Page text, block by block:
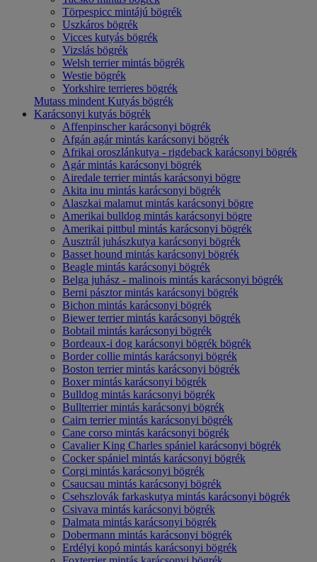
Törpespicc mintájú bögrék
Uszkáros bögrék
Vicces kutyás bögrék
Vizslás bögrék
Welsh terrier mintás bögrék
Westie bögrék
Yorkshire terrieres bögrék
Mutass mindent Kutyás bögrék
Karácsonyi kutyás bögrék
Affenpinscher karácsonyi bögrék
Afgán agár mintás karácsonyi bögrék
Afrikai oroszlánkutya - rigdeback karácsonyi bögrék
Agár mintás karácsonyi bögrék
Airedale terrier mintás karácsonyi bögre
Akita inu mintás karácsonyi bögrék
Alaszkai malamut mintás karácsonyi bögre
Amerikai bulldog mintás karácsonyi bögre
Amerikai pittbul mintás karácsonyi bögrék
Ausztrál juhászkutya karácsonyi bögrék
Basset hound mintás karácsonyi bögrék
Beagle mintás karácsonyi bögrék
Belga juhász - malinois mintás karácsonyi bögrék
Berni pásztor mintás karácsonyi bögrék
Bichon mintás karácsonyi bögrék
Biewer terrier mintás karácsonyi bögrék
Bobtail mintás karácsonyi bögrék
Bordeaux-i dog karácsonyi bögrék bögrék
Border collie mintás karácsonyi bögrék
Boston terrier mintás karácsonyi bögrék
Boxer mintás karácsonyi bögrék
Bulldog mintás karácsonyi bögrék
Bullterrier mintás karácsonyi bögrék
Cairn terrier mintás karácsonyi bögrék
Cane corso mintás karácsonyi bögrék
Cavalier King Charles spániel karácsonyi bögrék
Cocker spániel mintás karácsonyi bögrék
Corgi mintás karácsonyi bögrék
Csaucsau mintás karácsonyi bögrék
Csehszlovák farkaskutya mintás karácsonyi bögrék
Csivava mintás karácsonyi bögrék
Dalmata mintás karácsonyi bögrék
Dobermann mintás karácsonyi bögrék
Erdélyi kopó mintás karácsonyi bögrék